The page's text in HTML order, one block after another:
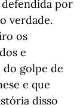
por
verdade.
os
e
do golpe de
e que
disso